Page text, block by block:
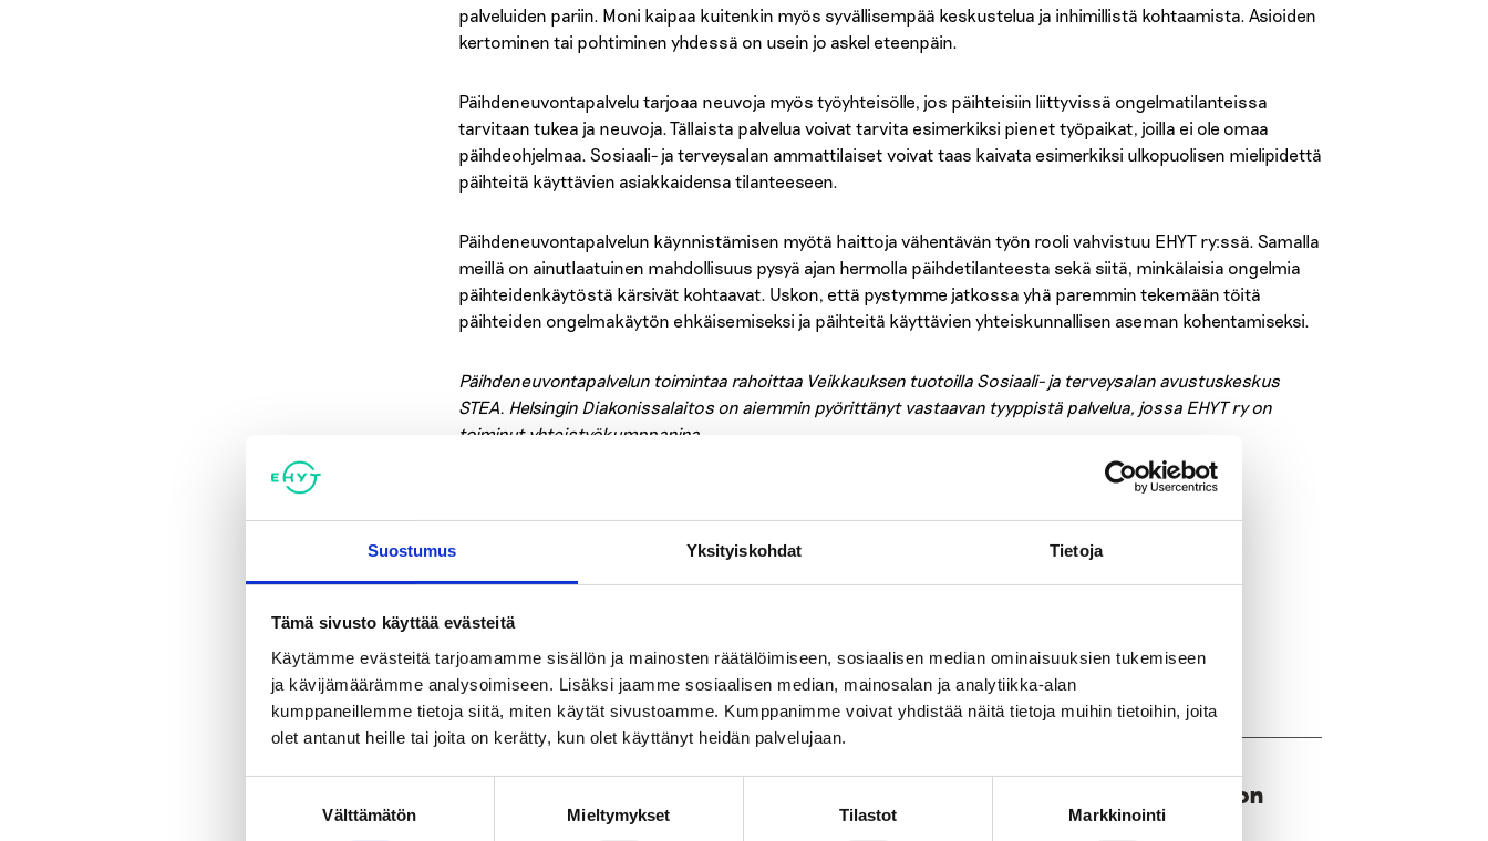
Suostumus Yksityiskohdat Tietoja
Tämä sivusto käyttää evästeitä
Käytämme evästeitä tarjoamamme sisällön ja mainosten räätälöimiseen, sosiaalisen median ominaisuuksien tukemiseen
ja kävijämäärämme analysoimiseen. Lisäksi jaamme sosiaalisen median, mainosalan ja analytiikka-alan
kumppaneillemme tietoja siitä, miten käytät sivustoamme. Kumppanimme voivat yhdistää näitä tietoja muihin tietoihin, joita
olet antanut heille tai joita on kerätty, kun olet käyttänyt heidän palvelujaan.
Välttämätön Mieltymykset Tilastot Markkinointi
palveluiden pariin. Moni kaipaa kuitenkin myös syvällisempää keskustelua ja inhimillistä kohtaamista. Asioiden
kertominen tai pohtiminen yhdessä on usein jo askel eteenpäin.
Päihdeneuvontapalvelu tarjoaa neuvoja myös työyhteisölle, jos päihteisiin liittyvissä ongelmatilanteissa
tarvitaan tukea ja neuvoja. Tällaista palvelua voivat tarvita esimerkiksi pienet työpaikat, joilla ei ole omaa
päihdeohjelmaa. Sosiaali- ja terveysalan ammattilaiset voivat taas kaivata esimerkiksi ulkopuolisen mielipidettä
päihteitä käyttävien asiakkaidensa tilanteeseen.
Päihdeneuvontapalvelun käynnistämisen myötä haittoja vähentävän työn rooli vahvistuu EHYT ry:ssä. Samalla
meillä on ainutlaatuinen mahdollisuus pysyä ajan hermolla päihdetilanteesta sekä siitä, minkälaisia ongelmia
päihteidenkäytöstä kärsivät kohtaavat. Uskon, että pystymme jatkossa yhä paremmin tekemään töitä
päihteiden ongelmakäytön ehkäisemiseksi ja päihteitä käyttävien yhteiskunnallisen aseman kohentamiseksi.
Päihdeneuvontapalvelun toimintaa rahoittaa Veikkauksen tuotoilla Sosiaali- ja terveysalan avustuskeskus
STEA. Helsingin Diakonissalaitos on aiemmin pyörittänyt vastaavan tyyppistä palvelua, jossa EHYT ry on
toiminut yhteistyökumppanina.
Jaa:
Katso myös
Yläkouluun ja toiselle asteelle siirtyminen on
nuorelle suuri muutos